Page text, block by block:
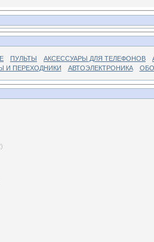
ПУЛЬТЫ АКСЕССУАРЫ ДЛЯ ТЕЛЕФОНОВ
И ПЕРЕХОДНИКИ АВТОЭЛЕКТРОНИКА